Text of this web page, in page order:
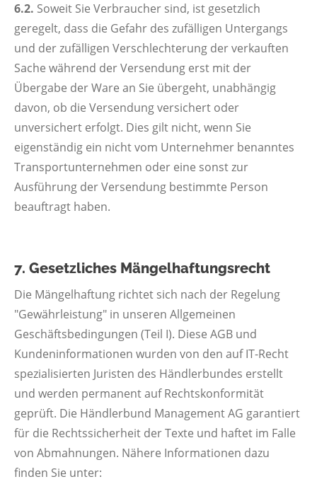
6.2. Soweit Sie Verbraucher sind, ist gesetzlich
geregelt, dass die Gefahr des zufälligen Untergangs
und der zufälligen Verschlechterung der verkauften
Sache während der Versendung erst mit der
Übergabe der Ware an Sie übergeht, unabhängig
davon, ob die Versendung versichert oder
unversichert erfolgt. Dies gilt nicht, wenn Sie
eigenständig ein nicht vom Unternehmer benanntes
Transportunternehmen oder eine sonst zur
Ausführung der Versendung bestimmte Person
beauftragt haben.
7. Gesetzliches Mängelhaftungsrecht
Die Mängelhaftung richtet sich nach der Regelung
"Gewährleistung" in unseren Allgemeinen
Geschäftsbedingungen (Teil I). Diese AGB und
Kundeninformationen wurden von den auf IT-Recht
spezialisierten Juristen des Händlerbundes erstellt
und werden permanent auf Rechtskonformität
geprüft. Die Händlerbund Management AG garantiert
für die Rechtssicherheit der Texte und haftet im Falle
von Abmahnungen. Nähere Informationen dazu
finden Sie unter: